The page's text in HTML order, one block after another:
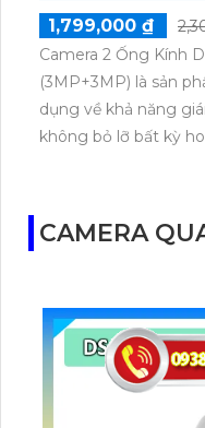
1,799,000 ₫
Camera 2 Ống Kính
(3MP+3MP) là sản
dụng về khả năng
không bỏ lỡ bất kỳ
đàm thoại 2 chiều
PV với đàm thoại 2
lượng Full Color
Wifi, chống ngược
CAMERA